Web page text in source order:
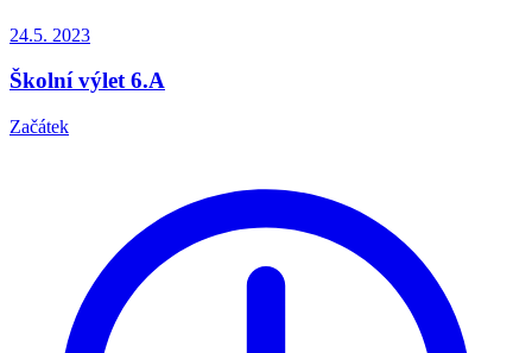
24.5. 2023
Školní výlet 6.A
Začátek